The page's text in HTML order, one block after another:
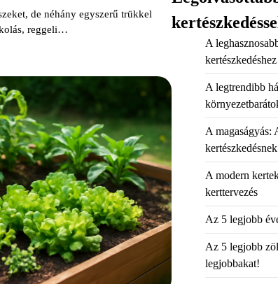
de néhány egyszerű trükkel
reggeli…
A
kertészkedéshez
A legtrendibb
A magaságyás:
kertészkedésnek
A modern
kerttervezés
Az 5 legjobb
Az 5 legjobb
legjobbakat!